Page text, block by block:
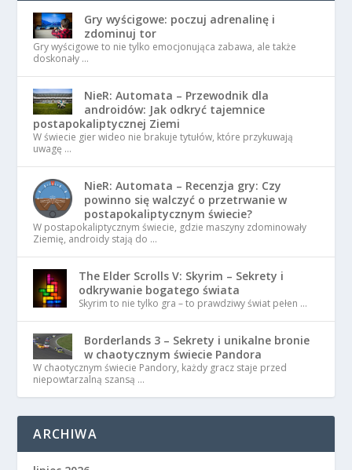
Gry wyścigowe: poczuj adrenalinę i
zdominuj tor
Gry wyścigowe to nie tylko emocjonująca zabawa, ale także
doskonały …
NieR: Automata – Przewodnik dla
androidów: Jak odkryć tajemnice
postapokaliptycznej Ziemi
W świecie gier wideo nie brakuje tytułów, które przykuwają
uwagę …
NieR: Automata – Recenzja gry: Czy
powinno się walczyć o przetrwanie w
postapokaliptycznym świecie?
W postapokaliptycznym świecie, gdzie maszyny zdominowały
Ziemię, androidy stają do …
The Elder Scrolls V: Skyrim – Sekrety i
odkrywanie bogatego świata
Skyrim to nie tylko gra – to prawdziwy świat pełen …
Borderlands 3 – Sekrety i unikalne bronie
w chaotycznym świecie Pandora
W chaotycznym świecie Pandory, każdy gracz staje przed
niepowtarzalną szansą …
ARCHIWA